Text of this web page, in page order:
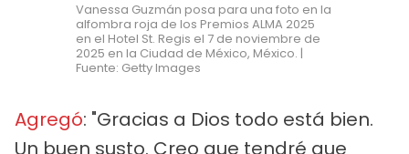
Vanessa Guzmán posa para una foto en la
alfombra roja de los Premios ALMA 2025
en el Hotel St. Regis el 7 de noviembre de
2025 en la Ciudad de México, México. |
Fuente: Getty Images
Agregó: "Gracias a Dios todo está bien.
Un buen susto. Creo que tendré que